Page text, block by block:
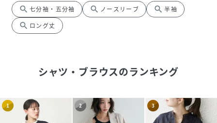
search 七分袖・五分袖 search ノースリーブ search 半袖
search ロング丈
シャツ・ブラウスのランキング
1 2 3